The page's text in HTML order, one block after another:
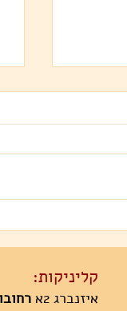
איזנברג 2א
קליניקות: